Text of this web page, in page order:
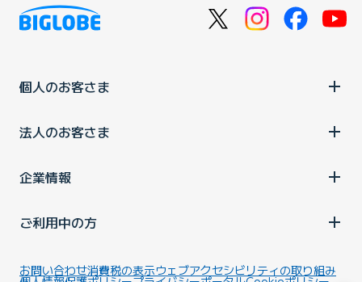
個人のお客さま
法人のお客さま
企業情報
ご利用中の方
お問い合わせ消費税の表示ウェブアクセシビリティの取り組み